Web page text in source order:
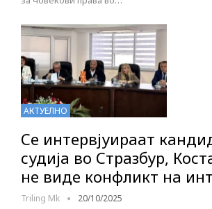
АКТУЕЛНО
Се интервјуираат
судија во Стразбур,
не виде конфликт на
Triling Mk 20/10/2025